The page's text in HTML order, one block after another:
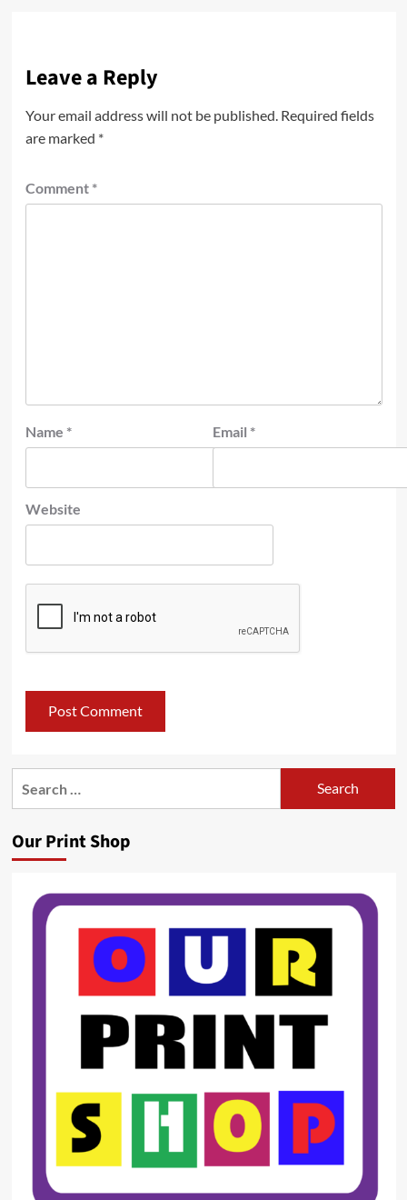
Leave a Reply
Your email address will not be published. Required fields
are marked *
Comment *
Name * Email *
Website
Our Print Shop